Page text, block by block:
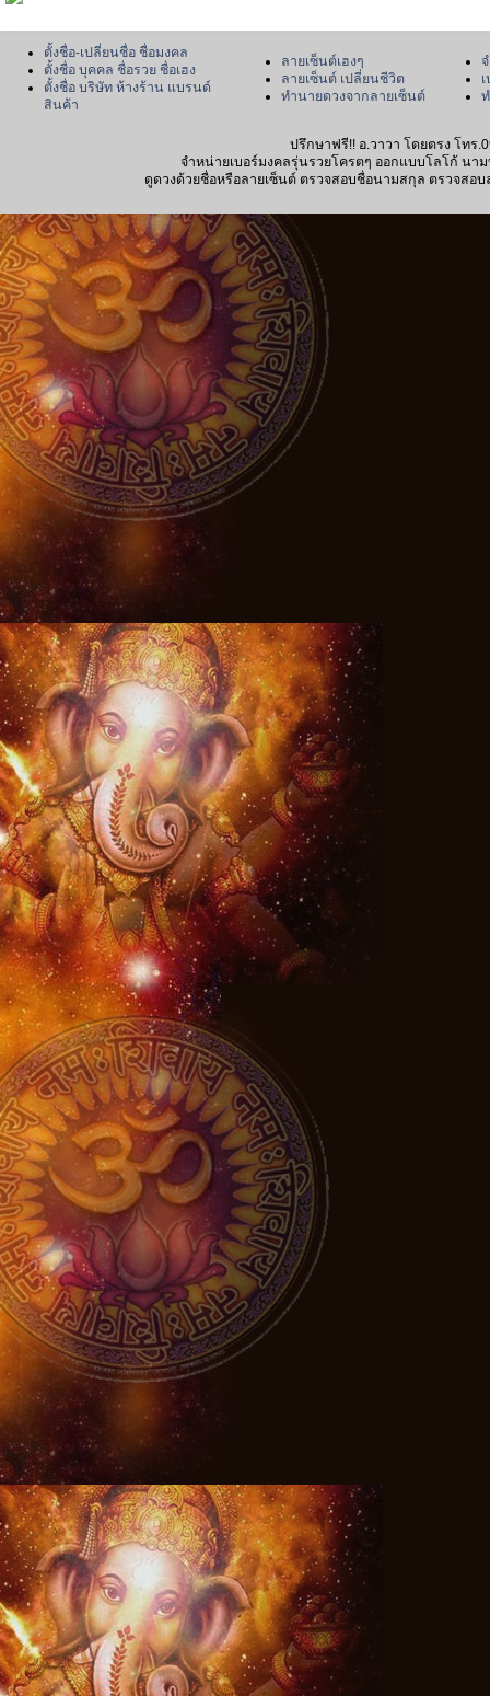
ตั้งชื่อ-เปลี่ยนชื่อ ชื่อมงคล
ตั้งชื่อ บุคคล ชื่อรวย ชื่อเฮง
ตั้งชื่อ บริษัท ห้างร้าน แบรนด์
สินค้า
ลายเซ็นต์เฮงๆ
ลายเซ็นต์ เปลี่ยนชีวิต
ทำนายดวงจากลายเซ็นต์
ปรึกษาฟรี!! อ.วาวา โดยตรง โทร
จำหน่ายเบอร์มงคลรุ่นรวยโครตๆ ออกแบบโลโก้ นา
ดูดวงด้วยชื่อหรือลายเซ็นต์ ตรวจสอบชื่อนามสกุล ตรวจสอ